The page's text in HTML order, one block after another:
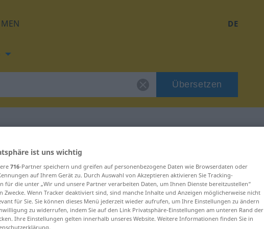
DE
Übersetzen
für "vzbura"
ist uns wichtig
716-Partner speichern und greifen auf personenbezogene Daten wie Browserdaten oder
auf Ihrem Gerät zu. Durch Auswahl von Akzeptieren aktivieren Sie Tracking-
für die unter „Wir und unsere Partner verarbeiten Daten, um Ihnen Dienste bereitzustellen“
Zwecke. Wenn Tracker deaktiviert sind, sind manche Inhalte und Anzeigen möglicherweise nicht
für Sie. Sie können dieses Menü jederzeit wieder aufrufen, um Ihre Einstellungen zu ändern
zu widerrufen, indem Sie auf den Link Privatsphäre-Einstellungen am unteren Rand der
Ihre Einstellungen gelten innerhalb unseres Website. Weitere Informationen finden Sie in